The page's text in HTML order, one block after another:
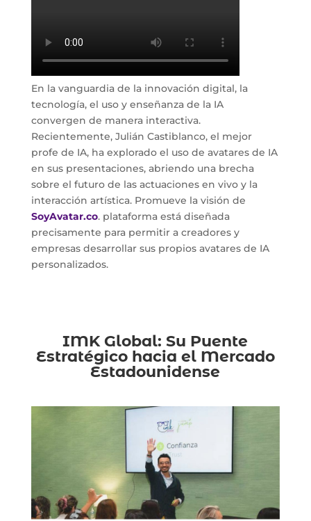
En la vanguardia de la innovación digital, la
tecnología, el uso y enseñanza de la IA
convergen de manera interactiva.
Recientemente, Julián Castiblanco, el mejor
profe de IA, ha explorado el uso de avatares de IA
en sus presentaciones, abriendo una brecha
sobre el futuro de las actuaciones en vivo y la
interacción artística. Promueve la visión de
SoyAvatar.co. plataforma está diseñada
precisamente para permitir a creadores y
empresas desarrollar sus propios avatares de IA
personalizados.
IMK Global: Su Puente
Estratégico hacia el Mercado
Estadounidense